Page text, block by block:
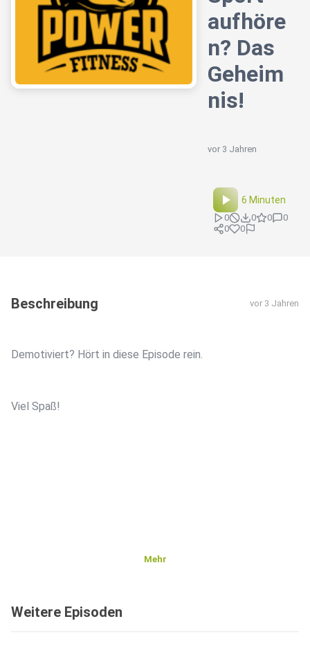
aufhöre
n? Das
Geheim
nis!
vor 3 Jahren
6 Minuten
0 0 0
0
0
0
Beschreibung vor 3 Jahren
Demotiviert? Hört in diese Episode rein.
Viel Spaß!
Mehr
Weitere Episoden